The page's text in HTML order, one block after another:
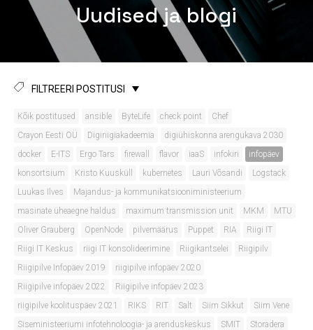
Uudised ja blogi
FILTREERI POSTITUSI
Kõik postitused ansible ByteLife check point
Chef
Crayon Eesti OÜ
Digiriigiakadeemia
digiühiskonna arengukava 2030
docker
E-ITS Ergo Tars firewall flavor iaaS infokiri
infopäev
konsortsium
Kristo Kuusküll kubernetes Lauri Võsandi
Logstack
Luukas Ilves
Majandus- ja kommunikatsiooniministeerium
masinate üheaegne haldus
maximum transmission unit MKM
MTU
Oliver Grauberg
OpenNode pilvemäärus Puppet RIA
Riigi IT
Riigi IT Keskus
riigi IT konsolideerimine Riigikantselei
Riigipilv
Riigipilve Infopäev 2019
riigipilve infopäev 2020
Riigipilve infopäev 2022
Riigipilve infopäev 2023
riigipilve koolituspäev 2021
RIKS RIT Salt Siim Sikkut
Siim Vene
Siseministeeriumi infotehnoloogia- ja arenduskeskus
SMIT
Storadera